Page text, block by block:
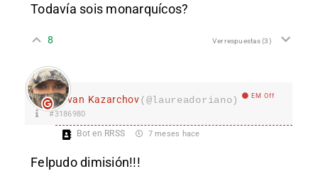
Todavía sois monarquícos?
8 Ver respuestas(3)
Ivan Kazarchov(@laureadoriano) EM Off
#3186980
Bot en RRSS 7 meses hace
Felpudo dimisión!!!